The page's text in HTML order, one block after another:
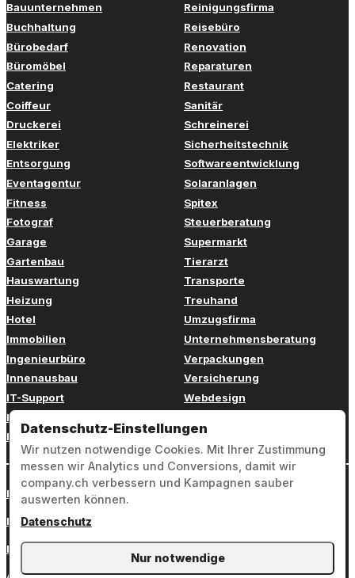
Bauunternehmen
Buchhaltung
Bürobedarf
Büromöbel
Catering
Coiffeur
Druckerei
Elektriker
Entsorgung
Eventagentur
Fitness
Fotograf
Garage
Gartenbau
Hauswartung
Heizung
Hotel
Immobilien
Ingenieurbüro
Innenausbau
IT-Support
Kinderbetreuung
Kosmetik
Reinigungsfirma
Reisebüro
Renovation
Reparaturen
Restaurant
Sanitär
Schreinerei
Sicherheitstechnik
Softwareentwicklung
Solaranlagen
Spitex
Steuerberatung
Supermarkt
Tierarzt
Transporte
Treuhand
Umzugsfirma
Unternehmensberatung
Verpackungen
Versicherung
Webdesign
Zahnarzt
Login
Impressum
Datenschutz
Datenschutz-Einstellungen
Wir nutzen notwendige Cookies. Mit Ihrer Zustimmung
messen wir Analytics und Conversions, damit wir
company.ch verbessern und Kampagnen sauber
auswerten können.
Datenschutz
Nur notwendige